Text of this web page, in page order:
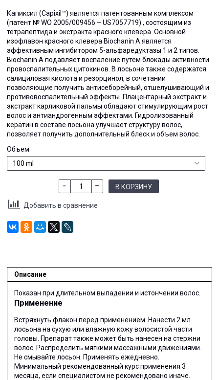
Капиксил (Capixil™) является патентованным комплексом
(патент № WO 2005/009456 – US7057719) , состоящим из
тетрапептида и экстракта красного клевера. Основной
изофлавон красного клевера Biochanin A является
эффективным ингибитором 5-альфаредуктазы 1 и 2 типов.
Biochanin A подавляет воспаление путем блокады активности
провоспалительных цитокинов. В лосьоне также содержатся
салициловая кислота и резорцинол, в сочетании
позволяющие получить антисеборейный, отшелушивающий и
противовоспалительный эффекты. Плацентарный экстракт и
экстракт карликовой пальмы обладают стимулирующим рост
волос и антиандрогенным эффектами. Гидролизованный
кератин в составе лосьона улучшает структуру волос,
позволяет получить дополнительный блеск и объем волос.
Объем
В КОРЗИНУ
Добавить в сравнение
Описание
Показан при длительном выпадении и истончении волос.
Применение
Встряхнуть флакон перед применением. Нанести 2 мл
лосьона на сухую или влажную кожу волосистой части
головы. Препарат также может быть нанесен на стержни
волос. Распределить мягкими массажными движениями.
Не смывайте лосьон. Применять ежедневно.
Минимальный рекомендованный курс применения 3
месяца, если специалистом не рекомендовано иначе.